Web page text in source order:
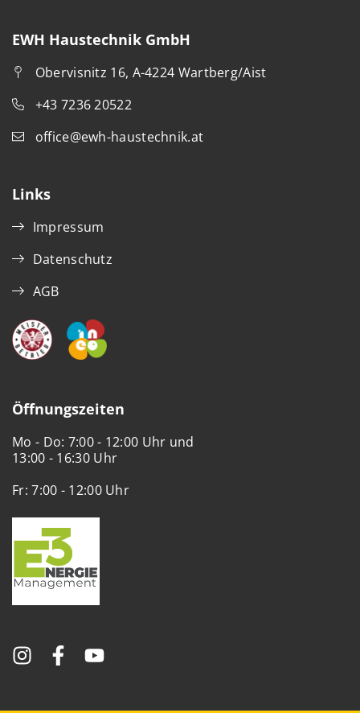
EWH Haustechnik GmbH
Obervisnitz 16, A-4224 Wartberg/Aist
+43 7236 20522
office@ewh-haustechnik.at
Links
Impressum
Datenschutz
AGB
Öffnungszeiten
Mo - Do: 7:00 - 12:00 Uhr und
13:00 - 16:30 Uhr
Fr: 7:00 - 12:00 Uhr